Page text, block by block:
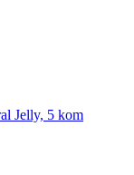
Jelly, 5 kom